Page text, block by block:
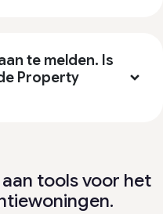
te melden. Is
Property
tools voor het